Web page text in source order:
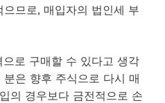
므로, 매입자의 법인세 부
로 구매할 수 있다고 생각
은 향후 주식으로 다시 매
의 경우보다 금전적으로 손